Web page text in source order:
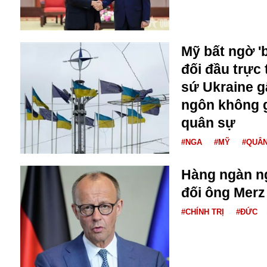
Diego Maradona
Di cư
Dòng chảy phương Bắc 1
Facebook
FLC
F-16
Gương sáng
Golf
Giáng sinh
GDP
Mỹ bất ngờ
đối đầu trực
sứ Ukraine
ngôn không
quân sự
#NGA #MỸ
Hàng ngàn
đối ông
#CHÍNH TRỊ #ĐỨC